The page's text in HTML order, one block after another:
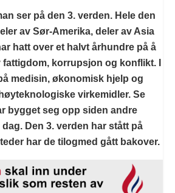
ser på den 3. verden. Hele den
av Sør-Amerika, deler av Asia
hatt over et halvt århundre på å
fattigdom, korrupsjon og konflikt. I
medisin, økonomisk hjelp og
virkemidler. Se
bygget seg opp siden andre
Den 3. verden har stått på
har de tilogmed gått bakover.